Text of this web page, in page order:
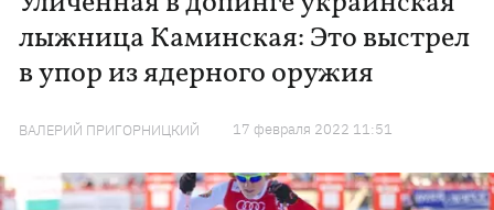
лыжница Каминская: Это выстрел
в упор из ядерного оружия
ВАЛЕРИЙ ПРИГОРНИЦКИЙ 17 февраля 2022 11:51